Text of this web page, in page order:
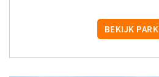
BEKIJK PARK